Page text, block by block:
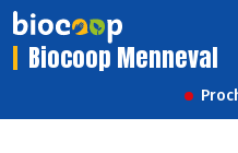
Biocoop Menneval